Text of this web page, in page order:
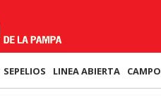
SEPELIOS LINEA ABIERTA CAMPO